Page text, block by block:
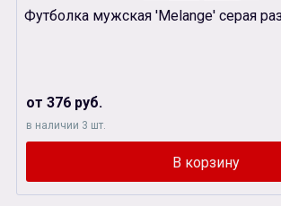
Футболка мужская 'Melange' серая
от 376 руб.
в наличии 3 шт.